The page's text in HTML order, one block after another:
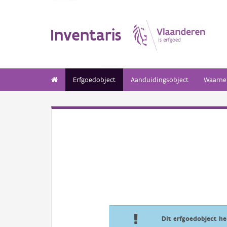
Inventaris
Erfgoedobject Aanduidingsobject
Dit erfgoedobject